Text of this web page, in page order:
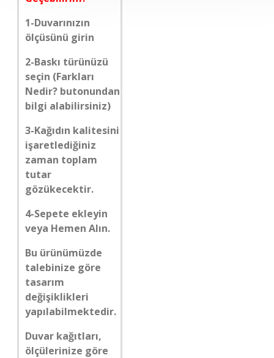
1-Duvarınızın
ölçüsünü girin
2-Baskı türünüzü
seçin (Farkları
Nedir? butonundan
bilgi alabilirsiniz)
3-Kağıdın kalitesini
işaretlediğiniz
zaman toplam
tutar
gözükecektir.
4-Sepete ekleyin
veya Hemen Alın.
Bu ürünümüzde
talebinize göre
tasarım
değişiklikleri
yapılabilmektedir.
Duvar kağıtları,
ölçülerinize göre